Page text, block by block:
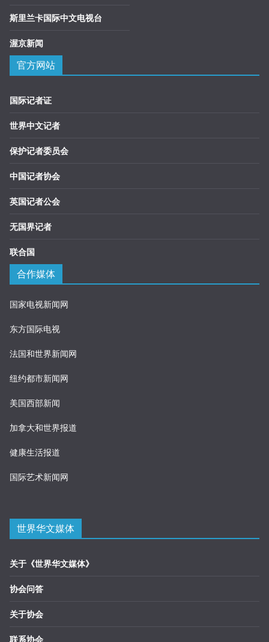
斯里兰卡国际中文电视台
渥京新闻
官方网站
国际记者证
世界中文记者
保护记者委员会
中国记者协会
英国记者公会
无国界记者
联合国
合作媒体
国家电视新闻网
东方国际电视
法国和世界新闻网
纽约都市新闻网
美国西部新闻
加拿大和世界报道
健康生活报道
国际艺术新闻网
世界华文媒体
关于《世界华文媒体》
协会问答
关于协会
联系协会